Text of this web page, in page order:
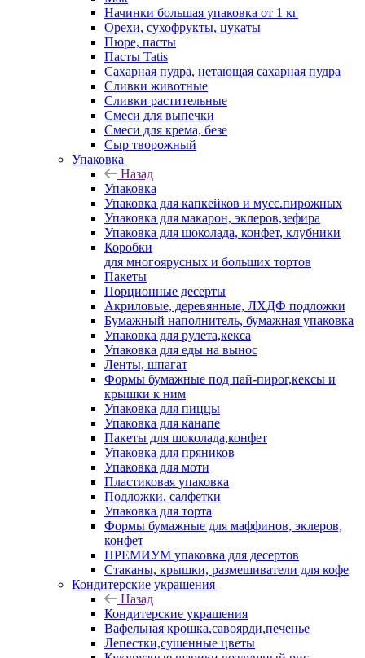
Начинки большая упаковка от 1 кг
Орехи, сухофрукты, цукаты
Пюре, пасты
Пасты Tatis
Сахарная пудра, нетающая сахарная пудра
Сливки животные
Сливки растительные
Смеси для выпечки
Смеси для крема, безе
Сыр творожный
Упаковка
Назад
Упаковка
Упаковка для капкейков и мусс.пирожных
Упаковка для макарон, эклеров,зефира
Упаковка для шоколада, конфет, клубники
Коробки
для многоярусных и больших тортов
Пакеты
Порционные десерты
Акриловые, деревянные, ЛХДФ подложки
Бумажный наполнитель, бумажная упаковка
Упаковка для рулета,кекса
Упаковка для еды на вынос
Ленты, шпагат
Формы бумажные под пай-пирог,кексы и
крышки к ним
Упаковка для пиццы
Упаковка для канапе
Пакеты для шоколада,конфет
Упаковка для пряников
Упаковка для моти
Пластиковая упаковка
Подложки, салфетки
Упаковка для торта
Формы бумажные для маффинов, эклеров,
конфет
ПРЕМИУМ упаковка для десертов
Стаканы, крышки, размешиватели для кофе
Кондитерские украшения
Назад
Кондитерские украшения
Вафельная крошка,савоярди,печенье
Лепестки,сушенные цветы